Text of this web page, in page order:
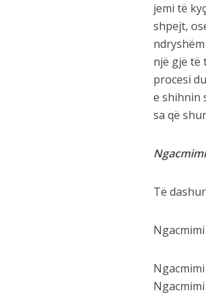
jemi të
shpejt,
një gjë të
procesi
e shihnin
sa që
Të